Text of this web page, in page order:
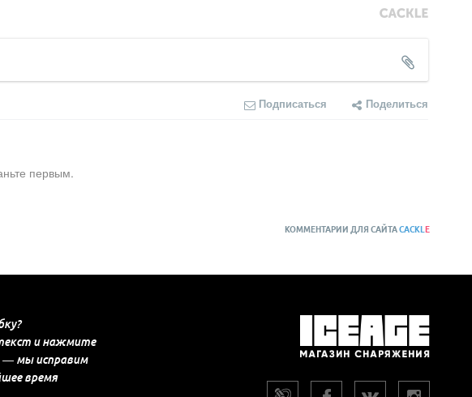
Подписаться Поделиться
первым.
КОММЕНТАРИИ ДЛЯ САЙТАCACKL E
и нажмите
— мы исправим
время